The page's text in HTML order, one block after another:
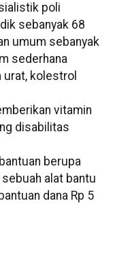
poli
sebanyak 68
umum sebanyak
sederhana
kolestrol
vitamin
disabilitas
berupa
alat bantu
dana Rp 5